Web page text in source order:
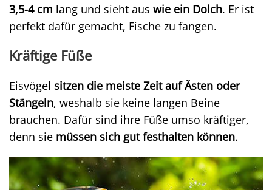
3,5-4 cm lang und sieht aus wie ein Dolch. Er ist
perfekt dafür gemacht, Fische zu fangen.
Kräftige Füße
Eisvögel sitzen die meiste Zeit auf Ästen oder
Stängeln, weshalb sie keine langen Beine
brauchen. Dafür sind ihre Füße umso kräftiger,
denn sie müssen sich gut festhalten können.